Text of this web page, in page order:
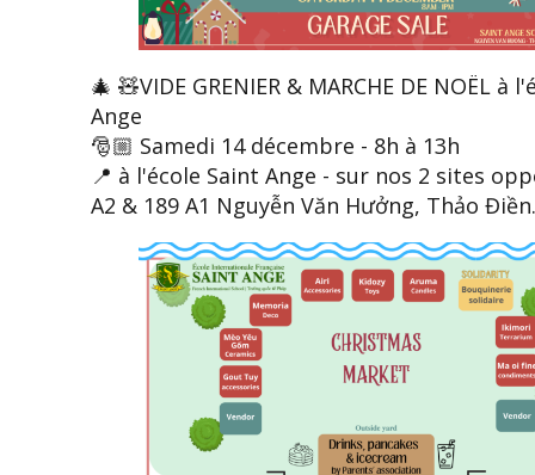
🎄 🧸VIDE GRENIER & MARCHE DE NOËL à
Ange
🎅🏼 Samedi 14 décembre - 8h à 13h
📍 à l'école Saint Ange - sur nos 2 sites
A2 & 189 A1 Nguyễn Văn Hưởng, Thảo